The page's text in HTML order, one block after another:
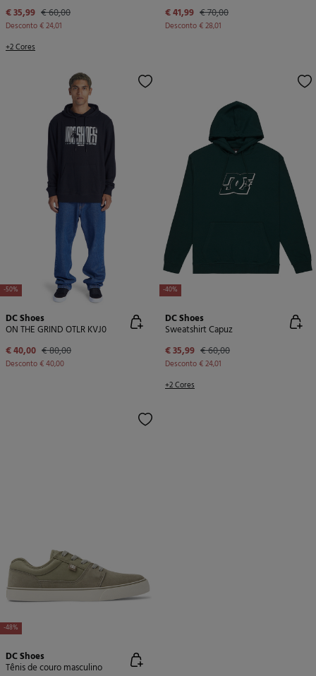
€ 35,99 € 60,00
Desconto€ 24,01
+2 Cores
€ 41,99 € 70,00
Desconto€ 28,01
-50%
DC Shoes
ON THE GRIND OTLR KVJ0
€ 40,00 € 80,00
Desconto€ 40,00
-40%
DC Shoes
Sweatshirt Capuz
€ 35,99 € 60,00
Desconto€ 24,01
+2 Cores
-48%
DC Shoes
Tênis de couro masculino